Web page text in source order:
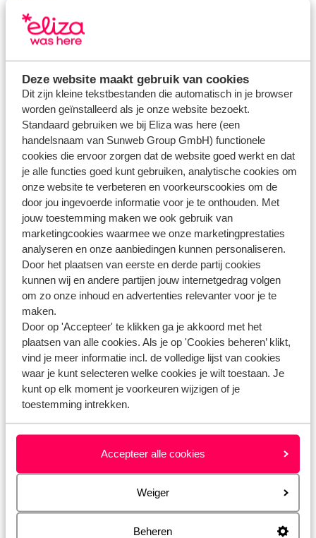
Deze website maakt gebruik van cookies
Dit zijn kleine tekstbestanden die automatisch in je browser
worden geïnstalleerd als je onze website bezoekt.
Standaard gebruiken we bij Eliza was here (een
handelsnaam van Sunweb Group GmbH) functionele
cookies die ervoor zorgen dat de website goed werkt en dat
je alle functies goed kunt gebruiken, analytische cookies om
onze website te verbeteren en voorkeurscookies om de
door jou ingevoerde informatie voor je te onthouden. Met
jouw toestemming maken we ook gebruik van
marketingcookies waarmee we onze marketingprestaties
analyseren en onze aanbiedingen kunnen personaliseren.
Door het plaatsen van eerste en derde partij cookies
kunnen wij en andere partijen jouw internetgedrag volgen
om zo onze inhoud en advertenties relevanter voor je te
maken.
Door op 'Accepteer' te klikken ga je akkoord met het
plaatsen van alle cookies. Als je op 'Cookies beheren’ klikt,
vind je meer informatie incl. de volledige lijst van cookies
waar je kunt selecteren welke cookies je wilt toestaan. Je
kunt op elk moment je voorkeuren wijzigen of je
toestemming intrekken.
Accepteer alle cookies
Weiger
Beheren
Op onzeverzekeringspagina
allemaal gedekt is.
De premie bestaat uit bovengenoemde prijzen plus 3,50
euro poliskosten.
De voorwaarden voor deze kortlopende reisverzekering kan
hiervinden. Wil jij de verzekeringskaart zien, kijk dan
Let op: voor onze verzekeringen is het van belang dat je
een Nederlandse zorgverzekering hebt. Ben je woonachtig
in België? Dan kun je geen verzekering (bij)boeken via
Eliza was here Nederland.
Vragen over hetzelfde onderwerp
Wat zijn de kosten voor een annuleringsverzekering?
Wat dekt de annuleringsverzekering?
Wat is het polisnummer van mijn verzekering?
Gerelateerde vragen
Wat dekt de annuleringsverzekering?
Wat houdt halfpension in?
Tot hoe kort voor vertrek kan ik een reis boeken?